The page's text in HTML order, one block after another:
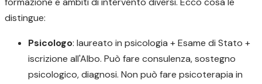
distingue:
Psicologo: laureato in psicologia + Esame di Stato +
iscrizione all'Albo. Può fare consulenza, sostegno
psicologico, diagnosi. Non può fare psicoterapia in